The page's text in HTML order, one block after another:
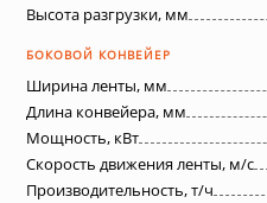
Высота разгрузки, мм
БОКОВОЙ КОНВЕЙЕР
Ширина ленты, мм
Длина конвейера, мм
Мощность, кВт
Скорость движения ленты, м/с
Производительность, т/ч